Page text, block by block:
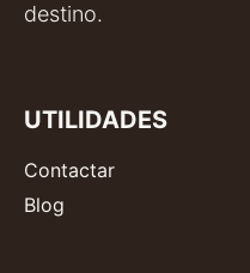
destino.
UTILIDADES
Contactar
Blog